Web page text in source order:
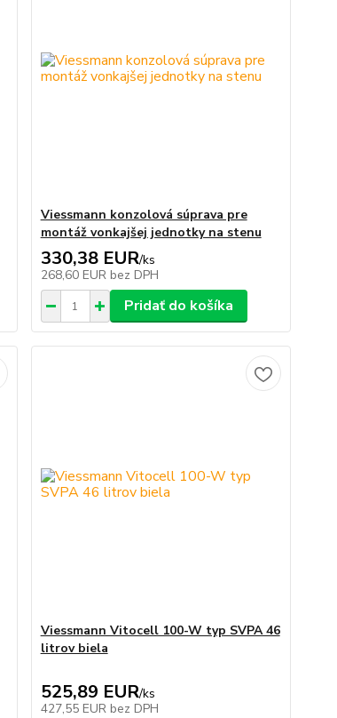
Viessmann konzolová súprava pre
montáž vonkajšej jednotky na stenu
330,38 EUR/ks
268,60 EUR bez DPH
Pridať do košíka
Viessmann Vitocell 100-W typ SVPA 46
litrov biela
525,89 EUR/ks
427,55 EUR bez DPH